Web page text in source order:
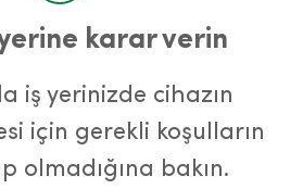
karar verin
iş yerinizde cihazın
için gerekli koşulların
olmadığına bakın.